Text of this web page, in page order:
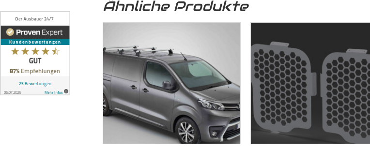
Das von uns verwendete Holz stammt aus
7. Formschlüssige Verbindung:Die Wechselfalzverbindung ist so konstruiert,
ineinandergreifen und mittels Madenschrauben miteinander im
Laderaum
formschlüssige Verbindung, bei der die Platten präzise und ohne Spiel
können, auch auf längere Zeit nicht. Dadurch gewährleisten wir, dass der
dem Boden und der seitlichen Karosserie gefertigt wird – kein Dreck und kein
Ähnliche Produkte